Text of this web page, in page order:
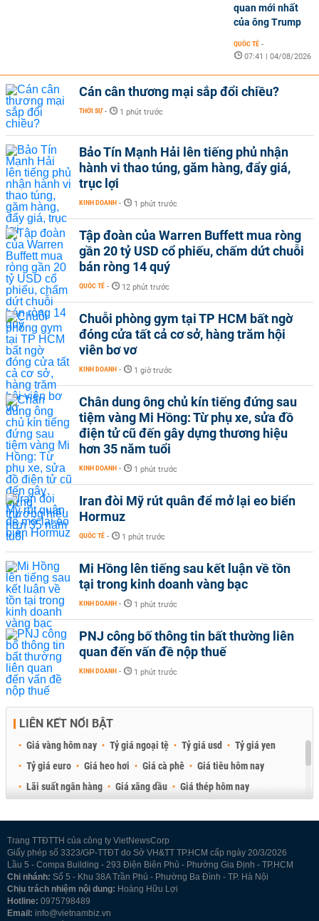
quan mới nhất
của ông Trump
QUỐC TẾ -
07:41 | 04/08/2026
Cán cân thương mại sắp đổi chiều?
THỜI SỰ - 1 phút trước
Bảo Tín Mạnh Hải lên tiếng phủ nhận
hành vi thao túng, găm hàng, đẩy giá,
trục lợi
KINH DOANH - 1 phút trước
Tập đoàn của Warren Buffett mua ròng
gần 20 tỷ USD cổ phiếu, chấm dứt chuỗi
bán ròng 14 quý
QUỐC TẾ - 12 phút trước
Chuỗi phòng gym tại TP HCM bất ngờ
đóng cửa tất cả cơ sở, hàng trăm hội
viên bơ vơ
KINH DOANH - 1 giờ trước
Chân dung ông chủ kín tiếng đứng sau
tiệm vàng Mi Hồng: Từ phụ xe, sửa đồ
điện tử cũ đến gây dựng thương hiệu
hơn 35 năm tuổi
KINH DOANH - 1 phút trước
Iran đòi Mỹ rút quân để mở lại eo biển
Hormuz
QUỐC TẾ - 1 phút trước
Mi Hồng lên tiếng sau kết luận về tồn
tại trong kinh doanh vàng bạc
KINH DOANH - 1 phút trước
PNJ công bố thông tin bất thường liên
quan đến vấn đề nộp thuế
KINH DOANH - 1 phút trước
LIÊN KẾT NỔI BẬT
Giá vàng hôm nay Tỷ giá ngoại tệ Tỷ giá usd
Tỷ giá yen
Tỷ giá euro
Giá heo hơi Giá cà phê
Giá tiêu hôm nay
Lãi suất ngân hàng
Giá xăng dầu
Giá thép hôm nay
Trang TTĐTTH của công ty VietNewsCorp
Giấy phép số 3323/GP-TTĐT do Sở VH&TT TP.HCM cấp ngày 20/3/2026
Lầu 5 - Compa Building - 293 Điện Biên Phủ - Phường Gia Định - TP.HCM
Chi nhánh: Số 5 - Khu 38A Trần Phú - Phường Ba Đình - TP. Hà Nội
Chịu trách nhiệm nội dung: Hoàng Hữu Lợi
Hotline: 0975798489
Email: info@vietnambiz.vn